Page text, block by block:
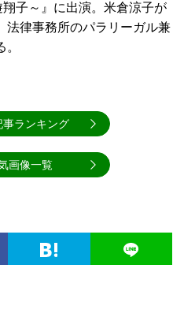
子～』に出演。米倉涼子が
法律事務所のパラリーガル兼
事ランキング
画像一覧